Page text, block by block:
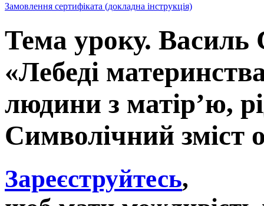
Замовлення сертифіката (докладна інструкція)
Тема уроку. Василь
«Лебеді
людини з матір’ю,
Символічний зміст
Зареєструйтесь,